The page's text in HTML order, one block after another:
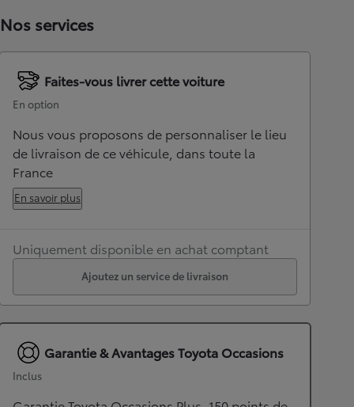
Nos services
Faites-vous livrer cette voiture
En option
Nous vous proposons de personnaliser le lieu
de livraison de ce véhicule, dans toute la
France
En savoir plus
Uniquement disponible en achat comptant
Ajoutez un service de livraison
Garantie & Avantages Toyota Occasions
Inclus